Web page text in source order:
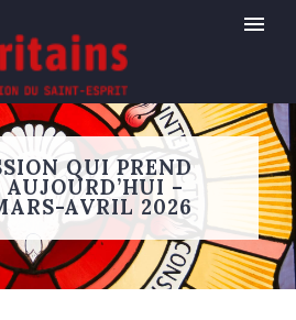
QUI PREND
–
AVRIL 2026